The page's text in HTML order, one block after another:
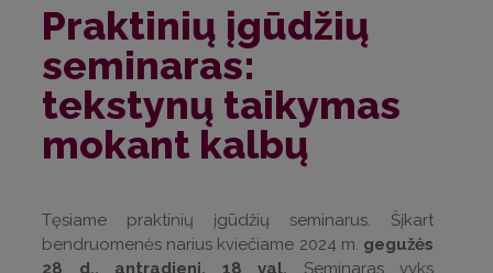
Praktinių įgūdžių
seminaras:
tekstynų taikymas
mokant kalbų
Tęsiame praktinių įgūdžių seminarus. Šįkart
bendruomenės narius kviečiame 2024 m. gegužės
28 d., antradienį, 18 val. Seminaras vyks